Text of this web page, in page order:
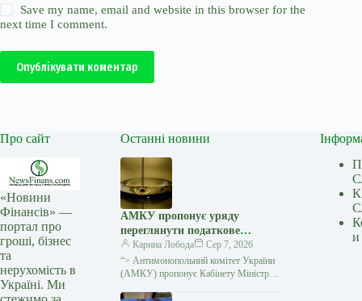
Save my name, email and website in this browser for the
next time I comment.
Опублікувати коментар
Про сайт
«Новини
Фінансів» —
портал про
гроші, бізнес
та
нерухомість в
Україні. Ми
Останні новини
АМКУ пропонує уряду
переглянути податкове
навантаження на ринку
нафтопродуктів в умовах
кризи
Карина Лобода
Сер 7, 2026
“> Антимонопольний комітет України
(АМКУ) пропонує Кабінету Міністрів
и